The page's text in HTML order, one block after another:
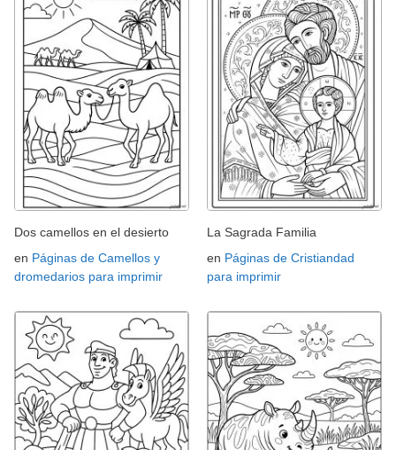
Dos camellos en el desierto
en Páginas de Camellos y
dromedarios para imprimir
La Sagrada Familia
en Páginas de Cristiandad
para imprimir